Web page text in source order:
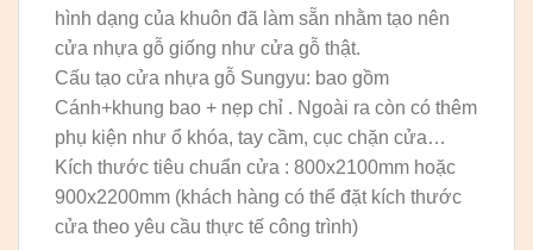
hình dạng của khuôn đã làm sẵn nhằm tạo nên
cửa nhựa gỗ giống như cửa gỗ thật.
Cấu tạo cửa nhựa gỗ Sungyu: bao gồm
Cánh+khung bao + nẹp chỉ . Ngoài ra còn có thêm
phụ kiện như ổ khóa, tay cầm, cục chặn cửa…
Kích thước tiêu chuẩn cửa : 800x2100mm hoặc
900x2200mm (khách hàng có thể đặt kích thước
cửa theo yêu cầu thực tế công trình)